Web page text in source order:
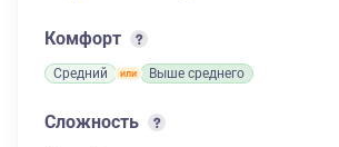
Комфорт
Средний Выше среднего
Сложность